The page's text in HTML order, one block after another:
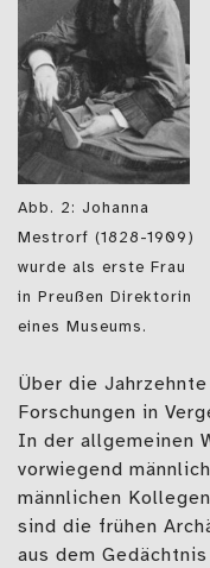
Abb. 2: Johanna
Mestrorf (1828-1909)
wurde als erste Frau
in Preußen Direktorin
eines Museums.
Über die
Forschungen in
In der allgemeinen
vorwiegend
männlichen
sind die frühen
aus dem